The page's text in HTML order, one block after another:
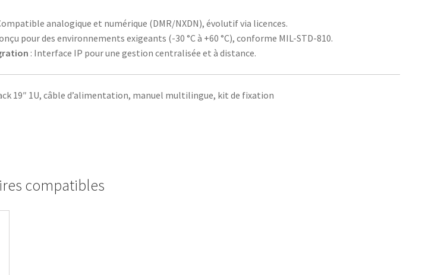
analogique et numérique (DMR/NXDN), évolutif via licences.
pour des environnements exigeants (-30 °C à +60 °C), conforme MIL-STD-810.
: Interface IP pour une gestion centralisée et à distance.
19″ 1U, câble d’alimentation, manuel multilingue, kit de fixation
compatibles